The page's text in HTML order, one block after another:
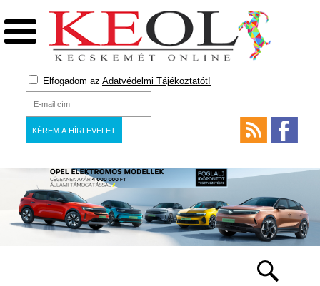
Elfogadom az Adatvédelmi Tájékoztatót!